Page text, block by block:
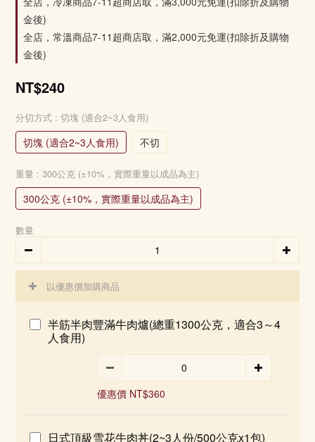
金後)
全店，常溫商品7-11超商店取，滿2,000元免運(扣除折及購物
金後)
NT$240
分切方式 : 切塊 (適合2~3人食用)
切塊 (適合2~3人食用) 不切
重量 : 300公克 (±10%，實際重量以成品為主)
300公克 (±10%，實際重量以成品為主)
數量
以優惠價加購商品
半筋半肉豐滿牛肉爐(總重1300公克，適合3～4
人食用)
優惠價 NT$360
日式頂級雪花牛肉丼(2~3人份/500公克x1包)